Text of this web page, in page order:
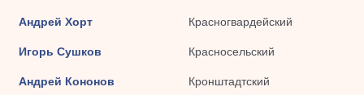
Андрей Хорт Красногвардейский
Игорь Сушков Красносельский
Андрей Кононов Кронштадтский